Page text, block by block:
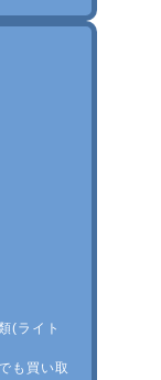
(ライト
も買い取